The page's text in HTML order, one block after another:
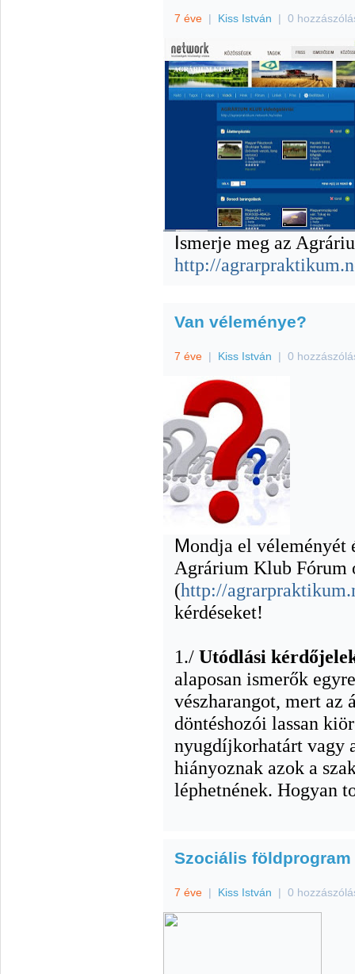
7 éve | Kiss István | 0
Ismerje meg az
http://
Van véleménye?
7 éve | Kiss István | 0
Mondja el véleményét
Agrárium Klub Fórum
(http://
kérdéseket!
1./ Utódlási
alaposan ismerők
vészharangot, mert az
döntéshozói lassan
nyugdíjkorhatárt vagy
hiányoznak azok a
léphetnének. Hogyan
Szociális földprogram
7 éve | Kiss István | 0